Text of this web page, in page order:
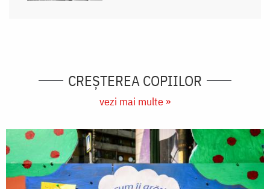
CREŞTEREA COPIILOR
vezi mai multe »